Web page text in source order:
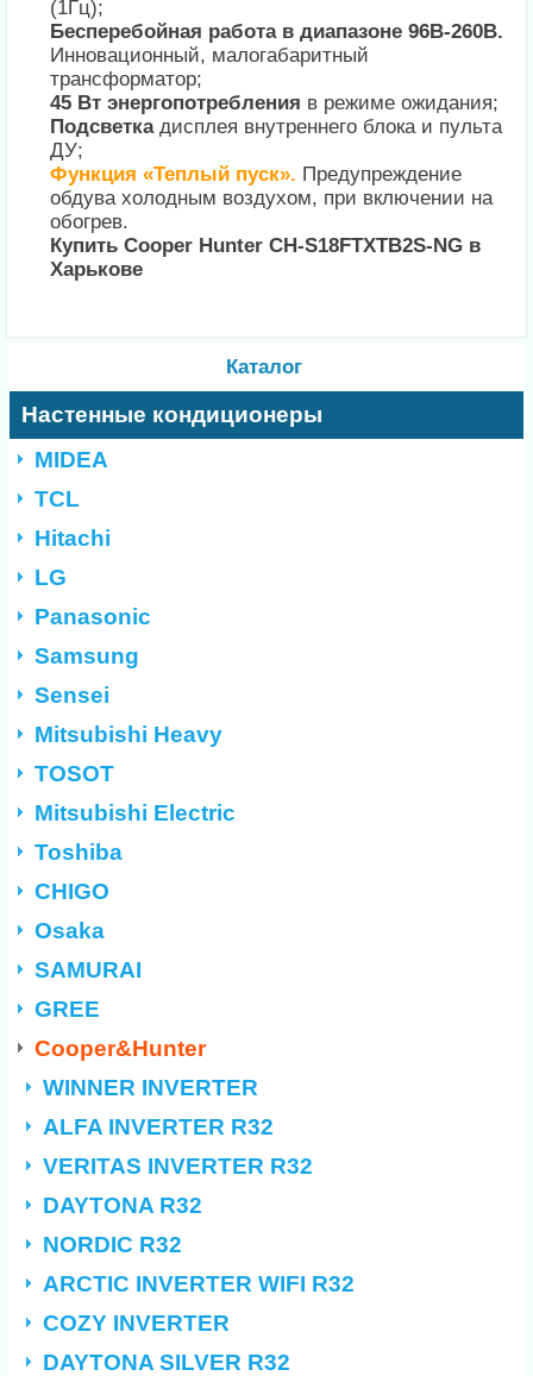
(1Гц);
Бесперебойная работа в диапазоне 96В-260В.
Инновационный, малогабаритный
трансформатор;
45 Вт энергопотребления в режиме ожидания;
Подсветкадисплея внутреннего блока и пульта
ДУ;
Функция «Теплый пуск». Предупреждение
обдува холодным воздухом, при включении на
обогрев.
Купить Cooper Hunter CH-S18FTXTB2S-NG в
Харькове
Каталог
Настенные кондиционеры
MIDEA
TCL
Hitachi
LG
Panasonic
Samsung
Sensei
Mitsubishi Heavy
TOSOT
Mitsubishi Electric
Toshiba
CHIGO
Osaka
SAMURAI
GREE
Cooper&Hunter
WINNER INVERTER
ALFA INVERTER R32
VERITAS INVERTER R32
DAYTONA R32
NORDIC R32
ARCTIC INVERTER WIFI R32
COZY INVERTER
DAYTONA SILVER R32